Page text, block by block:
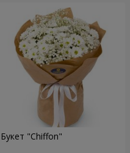
Букет "Chiffon"